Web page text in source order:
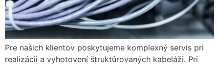
Pre našich klientov poskytujeme komplexný servis pri
realizácii a vyhotovení štruktúrovaných kabeláži. Pri